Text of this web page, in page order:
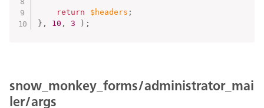
return $headers ;
} , 10 , 3 ) ;
snow_monkey_forms/administrator_mai
ler/args